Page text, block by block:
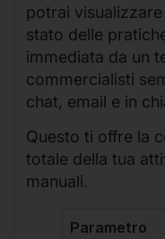
potrai
stato delle
immediata da un
commercialisti
chat, email e in
Questo ti offre la
totale della tua
manuali.
Parametro